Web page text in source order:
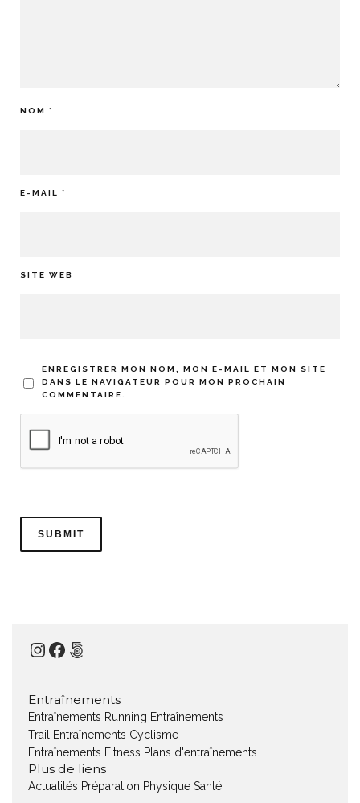
NOM *
E-MAIL *
SITE WEB
ENREGISTRER MON NOM, MON E-MAIL ET MON SITE
DANS LE NAVIGATEUR POUR MON PROCHAIN
COMMENTAIRE.
Instagram
Facebook
500px
Entraînements
Entraînements Running Entraînements
Trail
Entraînements Cyclisme
Entraînements Fitness Plans d'entraînements
Plus de liens
Actualités Préparation Physique Santé